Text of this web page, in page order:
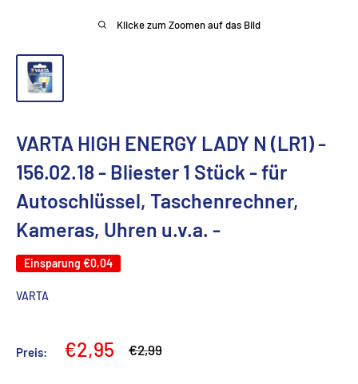
Klicke zum Zoomen auf das Bild
VARTA HIGH ENERGY LADY N (LR1) -
156.02.18 - Bliester 1 Stück - für
Autoschlüssel, Taschenrechner,
Kameras, Uhren u.v.a. -
Einsparung €0,04
VARTA
Preis: Sonderpreis
€2,95 Normalpreis
€2,99